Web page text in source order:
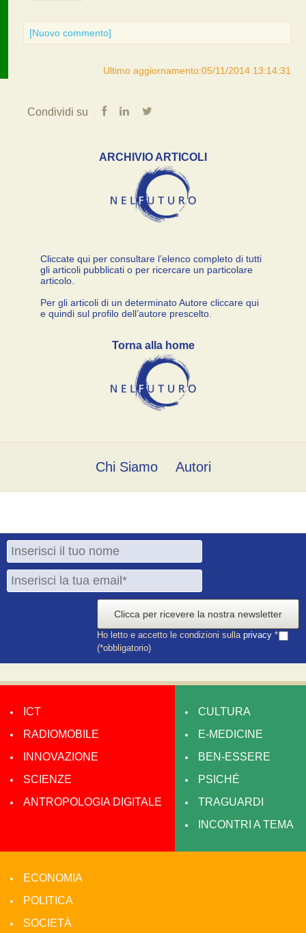
[Nuovo commento]
Ultimo aggiornamento:05/11/2014 13:14:31
Condividi su
ARCHIVIO ARTICOLI
Cliccate qui per consultare l’elenco completo di tutti
gli articoli pubblicati o per ricercare un particolare
articolo.
Per gli articoli di un determinato Autore cliccare qui
e quindi sul profilo dell’autore prescelto.
Torna alla home
Chi Siamo Autori
Clicca per ricevere la nostra newsletter
Ho letto e accetto le condizioni sulla privacy *
(*obbligatorio)
ICT
RADIOMOBILE
INNOVAZIONE
SCIENZE
ANTROPOLOGIA DIGITALE
CULTURA
E-MEDICINE
BEN-ESSERE
PSICHÉ
TRAGUARDI
INCONTRI A TEMA
ECONOMIA
POLITICA
SOCIETÀ